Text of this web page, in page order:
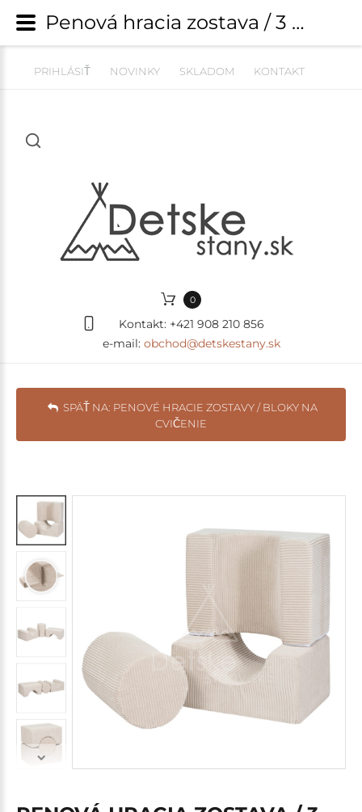
PRIHLÁSIŤ NOVINKY SKLADOM KONTAKT
0
Kontakt: +421 908 210 856
e-mail: obchod@detskestany.sk
SPÄŤ NA: PENOVÉ HRACIE ZOSTAVY / BLOKY NA
CVIČENIE
Penová hracia zostava / 3 dielny set - Shape Corduroy Estetic ECRU | Penové hracie zostavy / bloky na cvičenie | detskestany.sk